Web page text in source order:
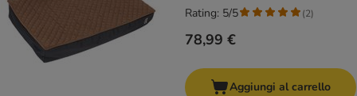
78,99 €
Rating: 5/5 (2)
Aggiungi al carrello